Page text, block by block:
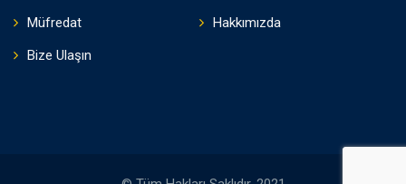
Müfredat
Hakkımızda
Bize Ulaşın